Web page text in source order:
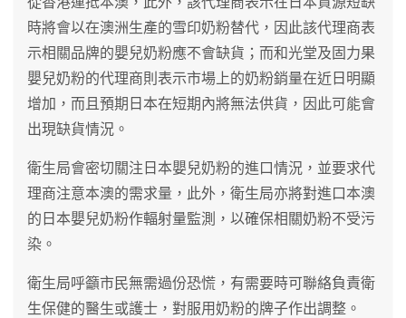
時將會以在澳洲生產的雪印奶粉替代，因此該代理商表
示相關品牌的嬰兒奶粉應不會缺貨；而和光堂及固力果
嬰兒奶粉的代理商則表示市場上的奶粉銷量在近日明顯
增加，而且預期日本在短期內將無法供貨，因此可能會
出現缺貨情況。
衛生局會密切關注日本嬰兒奶粉的進口情況，並要求代
理商注意本澳的需求量，此外，衛生局亦將對進口本澳
的日本嬰兒奶粉作輻射量監測，以確保相關奶粉不受污
染。
衛生局呼籲市民無需過份恐慌，有需要時可聯絡負責衛
生保健的醫生或護士，對服用奶粉的牌子作出調整。